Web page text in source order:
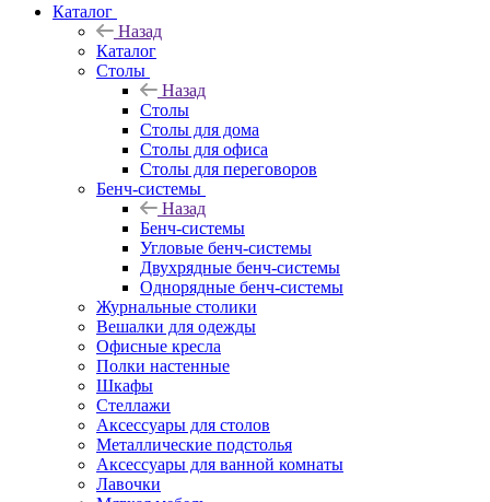
Каталог
Назад
Каталог
Столы
Назад
Столы
Столы для дома
Столы для офиса
Столы для переговоров
Бенч-системы
Назад
Бенч-системы
Угловые бенч-системы
Двухрядные бенч-системы
Однорядные бенч-системы
Журнальные столики
Вешалки для одежды
Офисные кресла
Полки настенные
Шкафы
Стеллажи
Аксессуары для столов
Металлические подстолья
Аксессуары для ванной комнаты
Лавочки